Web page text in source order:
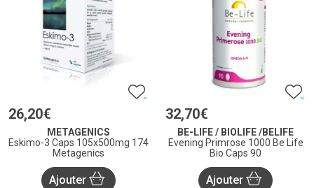
26,20€
METAGENICS
Eskimo-3 Caps 105x500mg 174
Metagenics
Ajouter
32,70€
BE-LIFE / BIOLIFE /BELIFE
Evening Primrose 1000 Be Life
Bio Caps 90
Ajouter